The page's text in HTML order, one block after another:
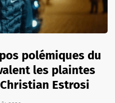
polémiques du
les plaintes
Estrosi